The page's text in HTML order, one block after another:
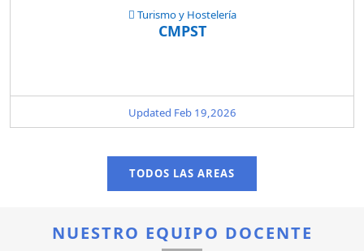
Turismo y Hostelería
CMPST
Updated Feb 19,2026
TODOS LAS AREAS
NUESTRO EQUIPO DOCENTE